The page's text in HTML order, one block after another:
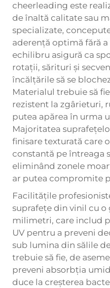
cheerleading este
de înaltă calitate sau
specializate,
aderență optimă fără
echilibru asigură ca
rotații, sărituri și
încălțările să se
Materialul trebuie să
rezistent la zgârieturi,
putea apărea în urma
Majoritatea
finisare texturată care
constantă pe întreaga
eliminând zonele
ar putea compromite
Facilitățile
suprafețe din vinil cu
milimetri, care includ
UV pentru a preveni
sub lumina din sălile
trebuie să fie, de
preveni absorbția
duce la creșterea